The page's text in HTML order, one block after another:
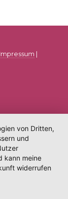
Impressum |
von Dritten,
und
kann meine
widerrufen